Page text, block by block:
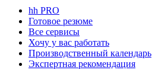
hh PRO
Готовое резюме
Все сервисы
Хочу у вас работать
Производственный календарь
Экспертная рекомендация